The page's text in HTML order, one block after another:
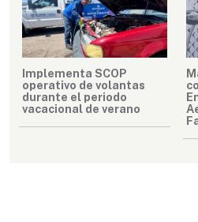
Implementa SCOP
operativo de volantas
durante el periodo
vacacional de verano